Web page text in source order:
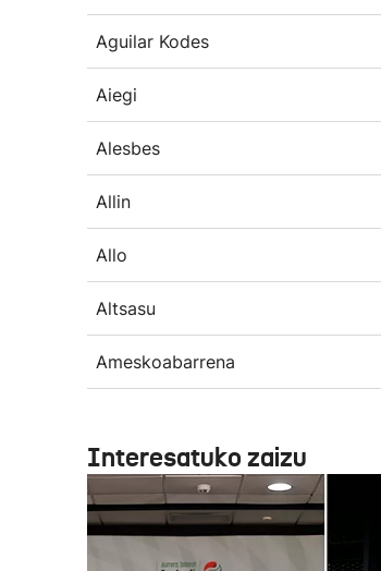
Aguilar Kodes
Aiegi
Alesbes
Allin
Allo
Altsasu
Ameskoabarrena
Interesatuko zaizu